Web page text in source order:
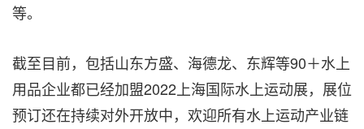
等。
截至目前，包括山东方盛、海德龙、东辉等90＋水上
用品企业都已经加盟2022上海国际水上运动展，展位
预订还在持续对外开放中， 欢迎所有水上运动产业链